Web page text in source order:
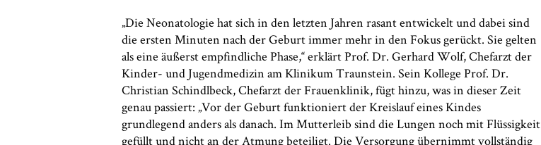
„Die Neonatologie hat sich in den letzten Jahren rasant entwickelt und dabei sind
die ersten Minuten nach der Geburt immer mehr in den Fokus gerückt. Sie gelten
als eine äußerst empfindliche Phase,“ erklärt Prof. Dr. Gerhard Wolf, Chefarzt der
Kinder- und Jugendmedizin am Klinikum Traunstein. Sein Kollege Prof. Dr.
Christian Schindlbeck, Chefarzt der Frauenklinik, fügt hinzu, was in dieser Zeit
genau passiert: „Vor der Geburt funktioniert der Kreislauf eines Kindes
grundlegend anders als danach. Im Mutterleib sind die Lungen noch mit Flüssigkeit
gefüllt und nicht an der Atmung beteiligt. Die Versorgung übernimmt vollständig